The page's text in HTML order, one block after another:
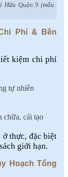
Hữu Quận 9 (mẫu
Phí & Bền
kiệm chi phí
tự nhiên
chữa, cải tạo
thực, đặc biệt
giới hạn.
Hoạch Tổng